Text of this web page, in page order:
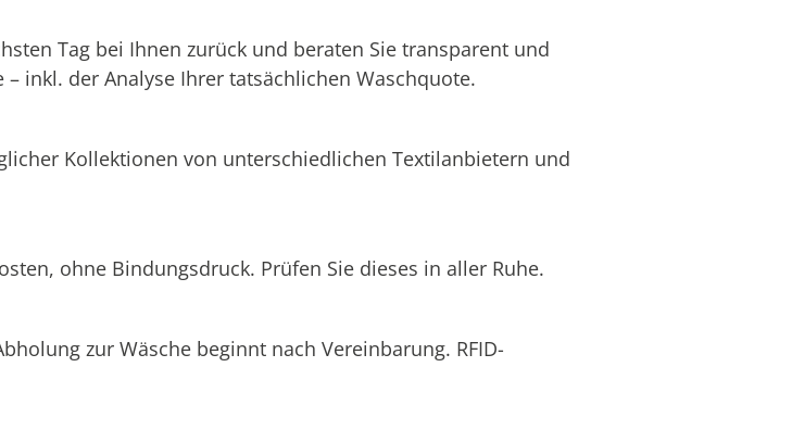
Tag bei Ihnen zurück und beraten Sie transparent und
inkl. der Analyse Ihrer tatsächlichen Waschquote.
Kollektionen von unterschiedlichen Textilanbietern und
ohne Bindungsdruck. Prüfen Sie dieses in aller Ruhe.
zur Wäsche beginnt nach Vereinbarung. RFID-